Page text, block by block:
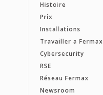
Histoire
Prix
Installations
Travailler a Fermax
Cybersecurity
RSE
Réseau Fermax
Newsroom